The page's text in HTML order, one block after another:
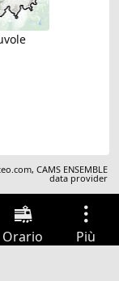
,CAMS ENSEMBLE
data provider
Orario Più